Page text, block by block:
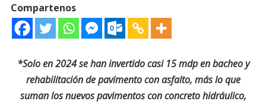
Compartenos
*Solo en 2024 se han invertido casi 15 mdp en bacheo y
rehabilitación de pavimento con asfalto, más lo que
suman los nuevos pavimentos con concreto hidráulico,